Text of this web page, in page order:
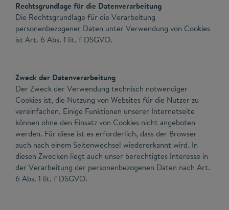
Rechtsgrundlage für die Datenverarbeitung
Die Rechtsgrundlage für die Verarbeitung
personenbezogener Daten unter Verwendung von Cookies
ist Art. 6 Abs. 1 lit. f DSGVO.
Zweck der Datenverarbeitung
Der Zweck der Verwendung technisch notwendiger
Cookies ist, die Nutzung von Websites für die Nutzer zu
vereinfachen. Einige Funktionen unserer Internetseite
können ohne den Einsatz von Cookies nicht angeboten
werden. Für diese ist es erforderlich, dass der Browser
auch nach einem Seitenwechsel wiedererkannt wird. In
diesen Zwecken liegt auch unser berechtigtes Interesse in
der Verarbeitung der personenbezogenen Daten nach Art.
6 Abs. 1 lit. f DSGVO.